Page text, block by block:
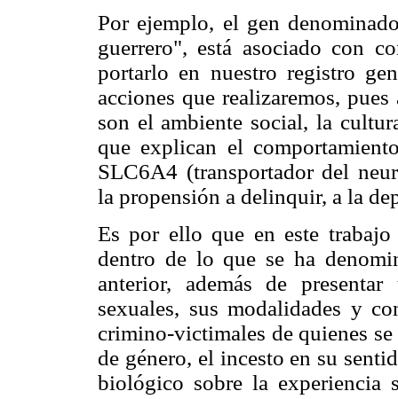
Por ejemplo, el gen
guerrero", está asociado con
portarlo en nuestro registro
acciones que realizaremos,
son el ambiente social, la
que explican el
SLC6A4 (transportador del
la propensión a delinquir, a la
Es por ello que en este
dentro de lo que se ha
anterior, además de
sexuales, sus modalidades y
crimino-victimales de quienes
de género, el incesto en su
biológico sobre la experiencia